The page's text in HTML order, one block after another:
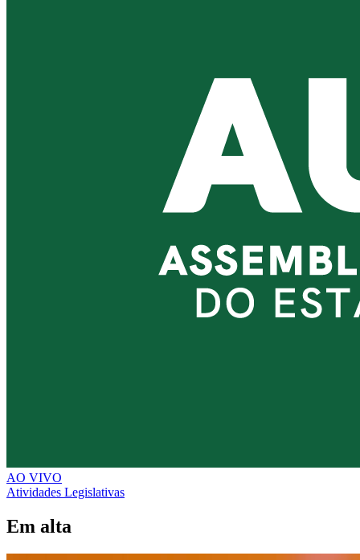
AO VIVO
Atividades Legislativas
Em alta